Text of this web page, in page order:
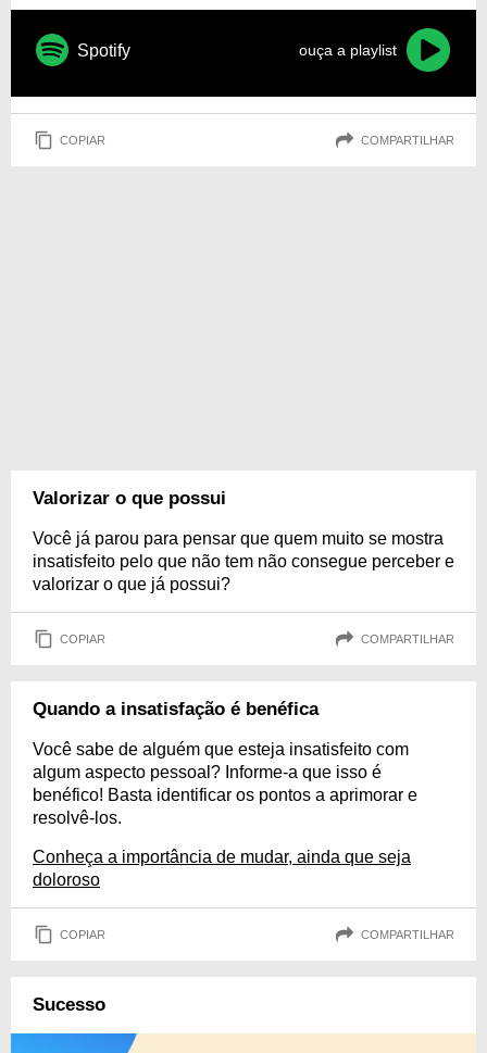
Spotify ouça a playlist
COPIAR COMPARTILHAR
Valorizar o que possui
Você já parou para pensar que quem muito se mostra
insatisfeito pelo que não tem não consegue perceber e
valorizar o que já possui?
COPIAR COMPARTILHAR
Quando a insatisfação é benéfica
Você sabe de alguém que esteja insatisfeito com
algum aspecto pessoal? Informe-a que isso é
benéfico! Basta identificar os pontos a aprimorar e
resolvê-los.
Conheça a importância de mudar, ainda que seja
doloroso
COPIAR COMPARTILHAR
Sucesso